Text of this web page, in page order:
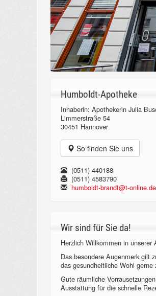
Humboldt-Apotheke
Inhaberin: Apothekerin Julia
Limmerstraße 54
30451 Hannover
So finden Sie uns
(0511) 440188
(0511) 4583790
humboldt-brandt@t-online.de
Wir sind für Sie da!
Herzlich Willkommen in
Das besondere Augenmerk gilt
das gesundheitliche Wohl
Gute räumliche
Ausstattung für die schnelle